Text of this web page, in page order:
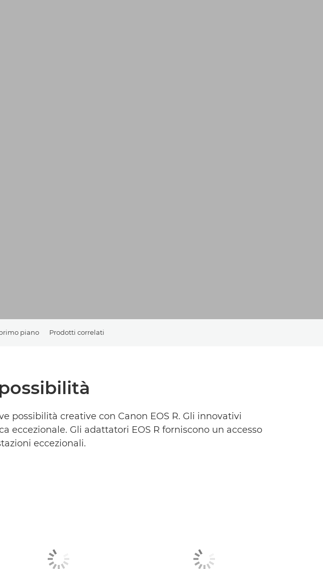
piano Prodotti correlati
possibilità creative con Canon EOS R. Gli innovativi
eccezionale. Gli adattatori EOS R forniscono un accesso
eccezionali.